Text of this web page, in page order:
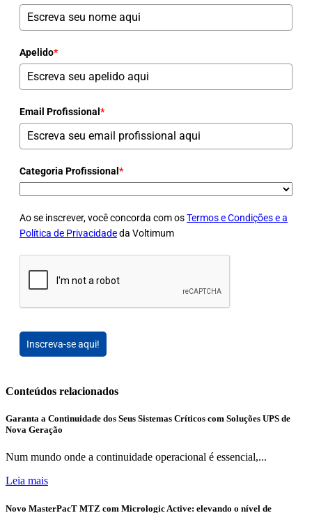
Apelido*
Email Profissional *
Categoria Profissional *
Ao se inscrever, você concorda com osTermos e Condições e a
Política de Privacidadeda Voltimum
Inscreva-se aqui!
Conteúdos relacionados
Garanta a Continuidade dos Seus Sistemas Críticos com Soluções UPS de
Nova Geração
Num mundo onde a continuidade operacional é essencial,...
Leia mais
Novo MasterPacT MTZ com Micrologic Active: elevando o nível de